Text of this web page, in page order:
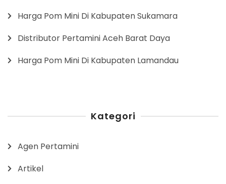
Harga Pom Mini Di Kabupaten Sukamara
Distributor Pertamini Aceh Barat Daya
Harga Pom Mini Di Kabupaten Lamandau
Kategori
Agen Pertamini
Artikel